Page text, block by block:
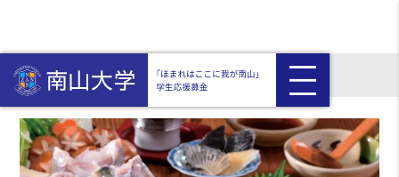
HOME 返礼品付き とらふぐ料理